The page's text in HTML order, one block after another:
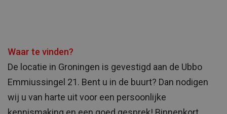
Waar te vinden?
De locatie in Groningen is gevestigd aan de Ubbo
Emmiussingel 21. Bent u in de buurt? Dan nodigen
wij u van harte uit voor een persoonlijke